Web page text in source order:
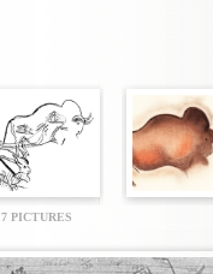
7 PICTURES